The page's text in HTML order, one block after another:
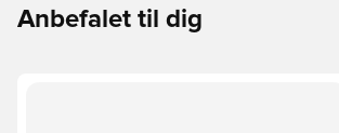
Anbefalet til dig